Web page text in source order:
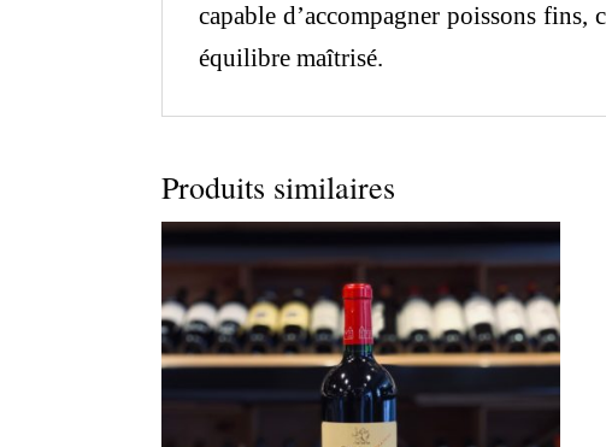
capable d’accompagner poissons
équilibre maîtrisé.
Produits similaires